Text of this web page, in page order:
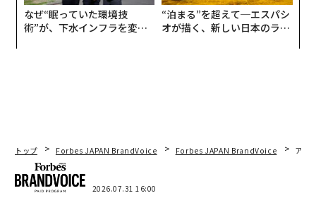
なぜ“眠っていた環境技
術”が、下水インフラを変え
“泊まる”を超えて─エスパシ
オが描く、新しい日本のラグ
トップ Forbes JAPAN BrandVoice Forbes JAPAN BrandVoice アフ
2026.07.31 16:00